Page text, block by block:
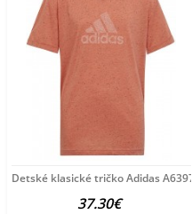
Detské klasické tričko Adidas A6397
37.30€